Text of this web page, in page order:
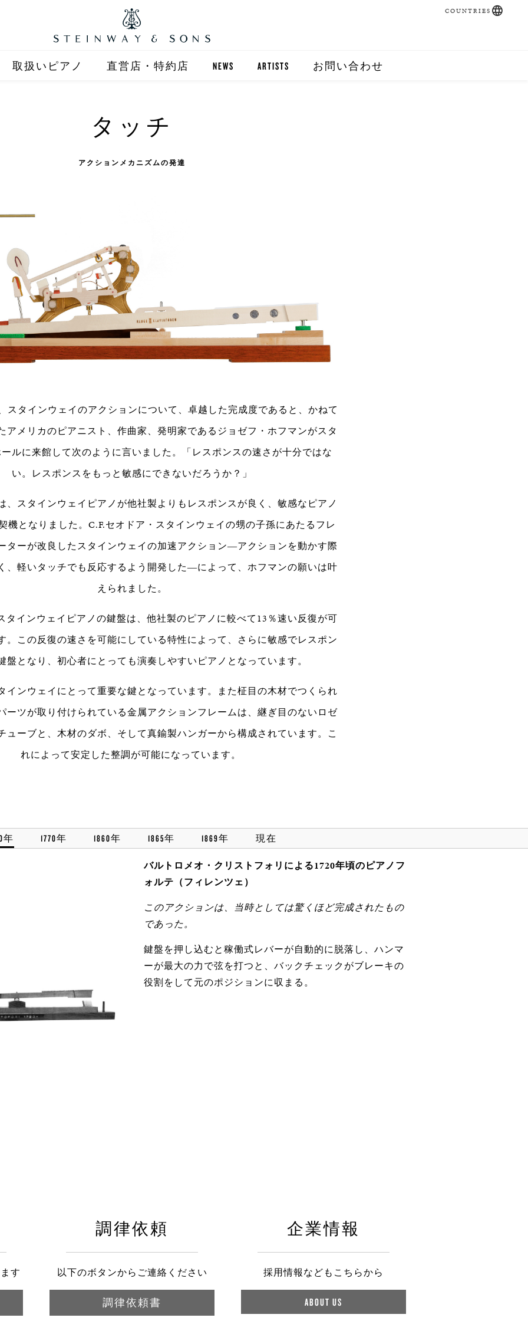
取扱いピアノ 直営店・特約店
直営店 (大阪)
NEWS ARTISTS お問い合わせ
COUNTRIES
タッチ
アクションメカニズムの発達
スタインウェイのアクションについて、卓越した完成度であると、かねて
アメリカのピアニスト、作曲家、発明家であるジョゼフ・ホフマンがスタ
ルに来館して次のように言いました。「レスポンスの速さが十分ではな
い。レスポンスをもっと敏感にできないだろうか？」
、スタインウェイピアノが他社製よりもレスポンスが良く、敏感なピアノ
機となりました。C.F.セオドア・スタインウェイの甥の子孫にあたるフレ
ターが改良したスタインウェイの加速アクション―アクションを動かす際
、軽いタッチでも反応するよう開発した―によって、ホフマンの願いは叶
えられました。
タインウェイピアノの鍵盤は、他社製のピアノに較べて13％速い反復が可
。この反復の速さを可能にしている特性によって、さらに敏感でレスポン
盤となり、初心者にとっても演奏しやすいピアノとなっています。
インウェイにとって重要な鍵となっています。また柾目の木材でつくられ
ーツが取り付けられている金属アクションフレームは、継ぎ目のないロゼ
ューブと、木材のダボ、そして真鍮製ハンガーから構成されています。こ
れによって安定した整調が可能になっています。
年 1770年 1860年 1865年 1869年 現在
バルトロメオ・クリストフォリによる1720年頃のピアノフ
ォルテ（フィレンツェ）
このアクションは、当時としては驚くほど完成されたもの
であった。
鍵盤を押し込むと稼働式レバーが自動的に脱落し、ハンマ
ーが最大の力で弦を打つと、バックチェックがブレーキの
役割をして元のポジションに収まる。
す
調律依頼
以下のボタンからご連絡ください
調律依頼書
企業情報
採用情報などもこちらから
ABOUT US